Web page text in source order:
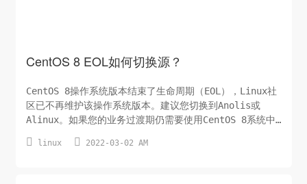
CentOS 8 EOL如何切换源？
CentOS 8操作系统版本结束了生命周期（EOL），Linux社
区已不再维护该操作系统版本。建议您切换到Anolis或
Alinux。如果您的业务过渡期仍需要使用CentOS 8系统中
2021年12月31日CentOS 8 EOL。按照社区规则，CentOS
 linux  2022-03-02 AM